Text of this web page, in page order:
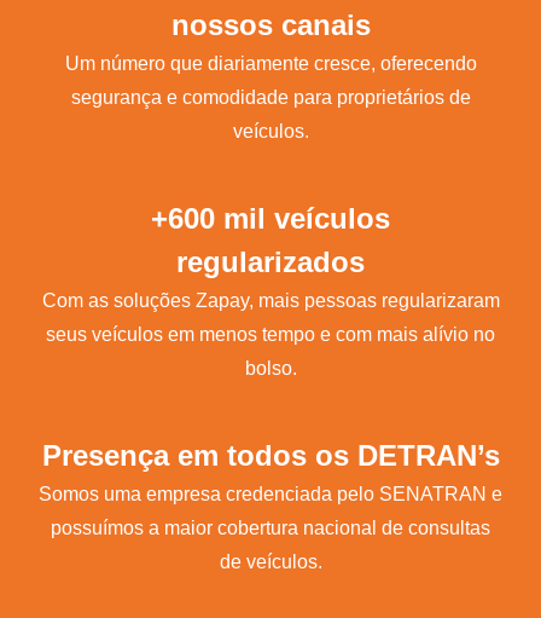
nossos canais
Um número que diariamente cresce, oferecendo
segurança e comodidade para proprietários de
veículos.
+600 mil veículos
regularizados
Com as soluções Zapay, mais pessoas regularizaram
seus veículos em menos tempo e com mais alívio no
bolso.
Presença em todos os DETRAN’s
Somos uma empresa credenciada pelo SENATRAN e
possuímos a maior cobertura nacional de consultas
de veículos.